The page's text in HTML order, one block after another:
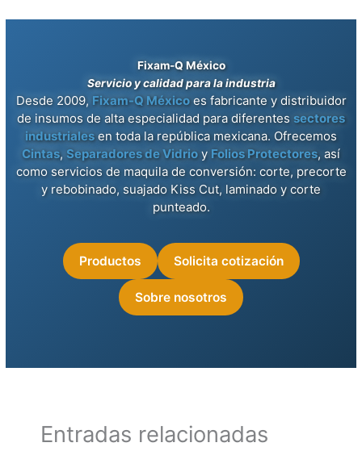
Fixam-Q México
Servicio y calidad para la industria
Desde 2009, Fixam-Q Méxicoes fabricante y distribuidor
de insumos de alta especialidad para diferentes sectores
industrialesen toda la república mexicana. Ofrecemos
Cintas, Separadores de Vidrioy Folios Protectores, así
como servicios de maquila de conversión: corte, precorte
y rebobinado, suajado Kiss Cut, laminado y corte
punteado.
Productos Solicita cotización
Sobre nosotros
Entradas relacionadas